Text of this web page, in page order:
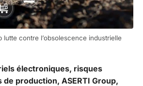
lutte contre l’obsolescence industrielle
électroniques, risques
de production, ASERTI Group,